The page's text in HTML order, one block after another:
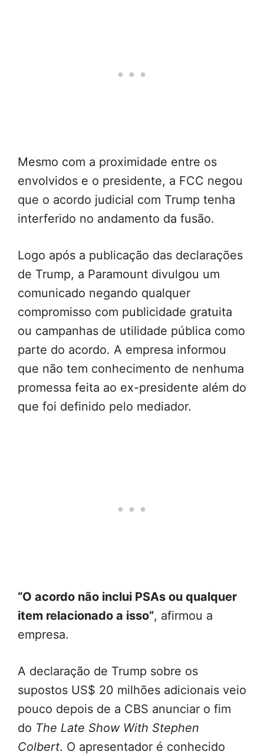
Mesmo com a proximidade entre os
envolvidos e o presidente, a FCC negou
que o acordo judicial com Trump tenha
interferido no andamento da fusão.
Logo após a publicação das declarações
de Trump, a Paramount divulgou um
comunicado negando qualquer
compromisso com publicidade gratuita
ou campanhas de utilidade pública como
parte do acordo. A empresa informou
que não tem conhecimento de nenhuma
promessa feita ao ex-presidente além do
que foi definido pelo mediador.
“O acordo não inclui PSAs ou qualquer
item relacionado a isso”, afirmou a
empresa.
A declaração de Trump sobre os
supostos US$ 20 milhões adicionais veio
pouco depois de a CBS anunciar o fim
do The Late Show With Stephen
Colbert. O apresentador é conhecido